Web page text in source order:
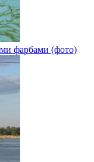
фарбами (фото)